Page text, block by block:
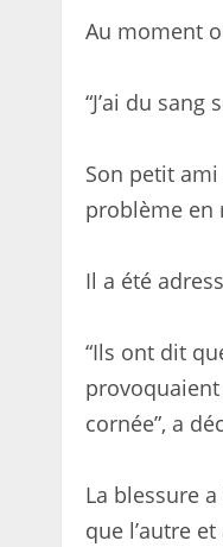
Au moment
“J’ai du
Son petit
problème en
Il a été
“Ils ont dit
cornée”, a
La blessure
que l’autre